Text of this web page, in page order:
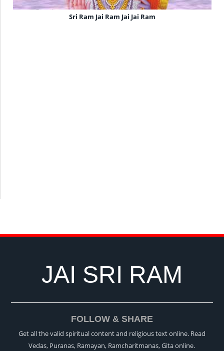
Sri Ram Jai Ram Jai Jai Ram
JAI SRI RAM
FOLLOW & SHARE
Get all the valid spiritual content and religious text online. Read
Vedas, Puranas, Ramayan, Ramcharitmanas, Gita online.